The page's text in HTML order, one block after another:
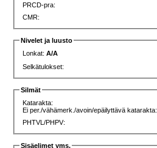
PRCD-pra:
CMR:
Nivelet ja luusto
Lonkat:A/A
Selkätulokset:
Silmät
Katarakta:
Ei per./vähämerk./avoin/epäilyttävä katarakta:
PHTVL/PHPV:
Sisäelimet yms.